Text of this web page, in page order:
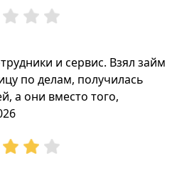
и сервис. Взял займ
по делам, получилась
а они вместо того,